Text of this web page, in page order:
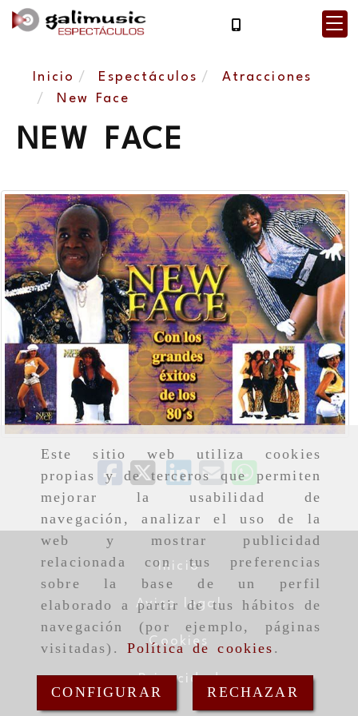
Este sitio web utiliza cookies
propias y de terceros que permiten
mejorar la usabilidad de
navegación, analizar el uso de la
web y mostrar publicidad
relacionada con tus preferencias
sobre la base de un perfil
elaborado a partir de tus hábitos de
navegación (por ejemplo, páginas
visitadas). Política de cookies .
CONFIGURAR RECHAZAR
Inicio Espectáculos
Atracciones
New Face
NEW FACE
Inicio
Aviso legal
Cookies
Privacidad